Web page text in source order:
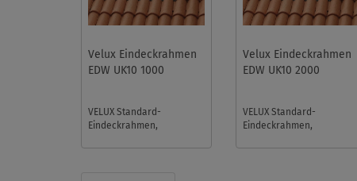
Velux Eindeckrahmen
EDW UK10 1000
VELUX Standard-
Eindeckrahmen,
Velux Eindeckrahmen
EDW UK10 2000
VELUX Standard-
Eindeckrahmen,